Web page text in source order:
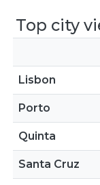
Top city
Lisbon
Porto
Quinta
Santa Cruz